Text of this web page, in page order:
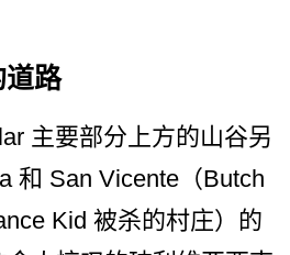
路
主要部分上方的山谷另
和 San Vicente（Butch
Kid 被杀的村庄）的